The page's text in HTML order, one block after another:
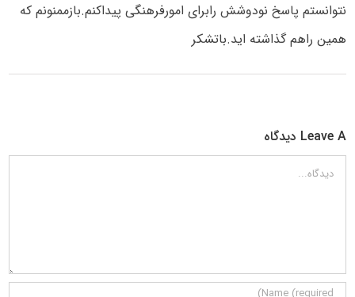
نتوانستم پاسخ نودوشش رابرای امورفرهنگی پیداکنم.بازممنونم که
همین راهم گذاشته اید.باتشکر
Leave A دیدگاه
دیدگاه